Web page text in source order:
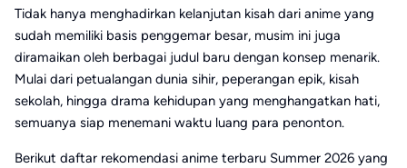
Tidak hanya menghadirkan kelanjutan kisah dari anime yang
sudah memiliki basis penggemar besar, musim ini juga
diramaikan oleh berbagai judul baru dengan konsep menarik.
Mulai dari petualangan dunia sihir, peperangan epik, kisah
sekolah, hingga drama kehidupan yang menghangatkan hati,
semuanya siap menemani waktu luang para penonton.
Berikut daftar rekomendasi anime terbaru Summer 2026 yang